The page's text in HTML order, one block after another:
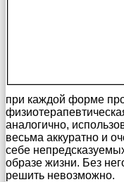
при каждой форме
аналогично,
весьма аккуратно и
себе
образе жизни. Без
решить невозможно.